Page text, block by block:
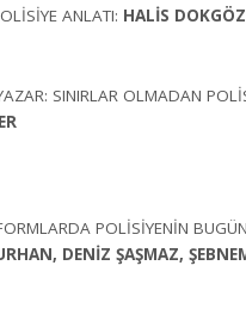
ANLATI: HALİS
SINIRLAR OLMADAN
POLİSİYENİN
DENİZ ŞAŞMAZ,